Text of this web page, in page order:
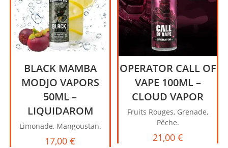
BLACK MAMBA
MODJO VAPORS
50ML –
LIQUIDAROM
Limonade, Mangoustan.
17,00€
OPERATOR CALL OF
VAPE 100ML –
CLOUD VAPOR
Fruits Rouges, Grenade,
Pêche.
21,00 €